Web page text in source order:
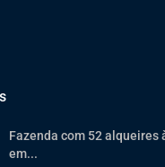
Fazenda com 52 alqueires
em...